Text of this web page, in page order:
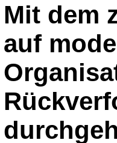
Mit dem
auf